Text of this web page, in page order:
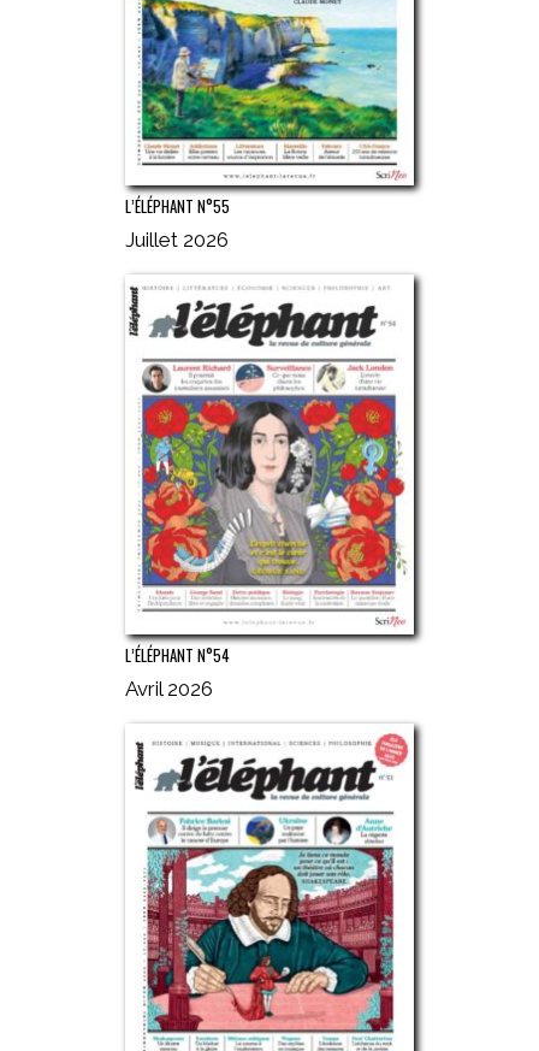
L’ÉLÉPHANT N°55
Juillet 2026
L’ÉLÉPHANT N°54
Avril 2026